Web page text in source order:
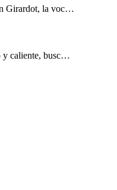
Girardot, la voc…
y caliente, busc…